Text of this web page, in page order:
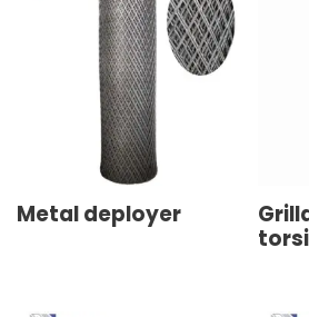
Metal deployer